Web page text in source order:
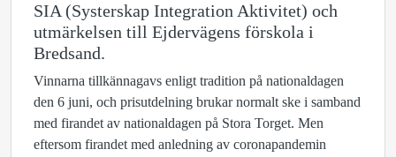
SIA (Systerskap Integration Aktivitet) och
utmärkelsen till Ejdervägens förskola i
Bredsand.
Vinnarna tillkännagavs enligt tradition på nationaldagen
den 6 juni, och prisutdelning brukar normalt ske i samband
med firandet av nationaldagen på Stora Torget. Men
eftersom firandet med anledning av coronapandemin